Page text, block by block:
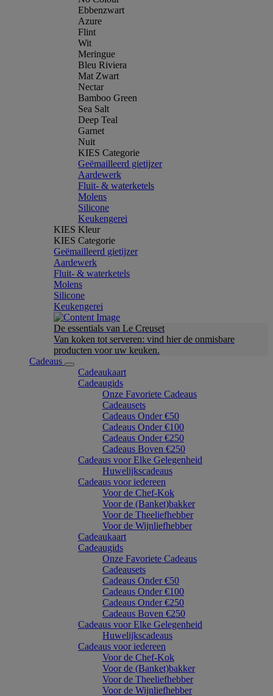
Ebbenzwart
Azure
Flint
Wit
Meringue
Bleu Riviera
Mat Zwart
Nectar
Bamboo Green
Sea Salt
Deep Teal
Garnet
Nuit
KIES Categorie
Geëmailleerd gietijzer
Aardewerk
Fluit- & waterketels
Molens
Silicone
Keukengerei
KIES Kleur
KIES Categorie
Geëmailleerd gietijzer
Aardewerk
Fluit- & waterketels
Molens
Silicone
Keukengerei
De essentials van Le Creuset
Van koken tot serveren: vind hier de onmisbare
producten voor uw keuken.
Cadeaus
Cadeaukaart
Cadeaugids
Onze Favoriete Cadeaus
Cadeausets
Cadeaus Onder €50
Cadeaus Onder €100
Cadeaus Onder €250
Cadeaus Boven €250
Cadeaus voor Elke Gelegenheid
Huwelijkscadeaus
Cadeaus voor iedereen
Voor de Chef-Kok
Voor de (Banket)bakker
Voor de Theeliefhebber
Voor de Wijnliefhebber
Cadeaukaart
Cadeaugids
Onze Favoriete Cadeaus
Cadeausets
Cadeaus Onder €50
Cadeaus Onder €100
Cadeaus Onder €250
Cadeaus Boven €250
Cadeaus voor Elke Gelegenheid
Huwelijkscadeaus
Cadeaus voor iedereen
Voor de Chef-Kok
Voor de (Banket)bakker
Voor de Theeliefhebber
Voor de Wijnliefhebber